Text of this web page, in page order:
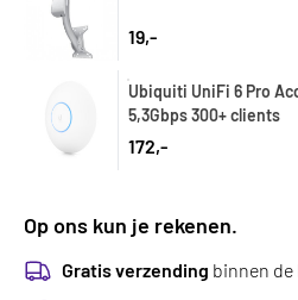
19,-
Ubiquiti UniFi 6 Pro
5,3Gbps 300+ clients
172,-
Op ons kun je rekenen.
Gratis verzending binnen de